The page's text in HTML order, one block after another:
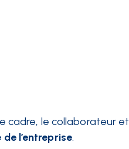
cadre, le collaborateur et
l’entreprise.